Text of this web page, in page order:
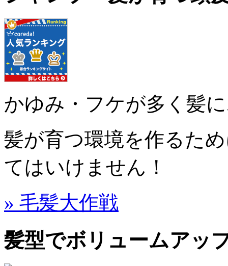
かゆみ・フケが多く髪
髪が育つ環境を作るた
てはいけません！
» 毛髪大作戦
髪型でボリュームアッ